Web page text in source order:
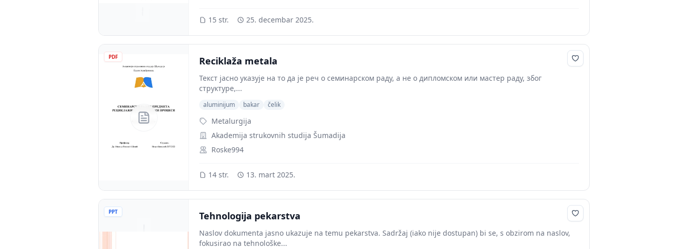
15 str. 25. decembar 2025.
PDF Reciklaža metala
Текст јасно указује на то да је реч о семинарском раду, а не о дипломском или мастер раду, због
структуре,...
aluminijum bakar čelik
Metalurgija
Akademija strukovnih studija Šumadija
Roske994
14 str. 13. mart 2025.
PPT Tehnologija pekarstva
Naslov dokumenta jasno ukazuje na temu pekarstva. Sadržaj (iako nije dostupan) bi se, s obzirom na naslov,
fokusirao na tehnološke...